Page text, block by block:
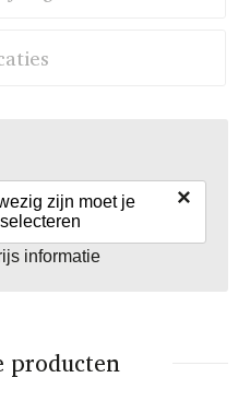
zijn moet je
×
informatie
producten